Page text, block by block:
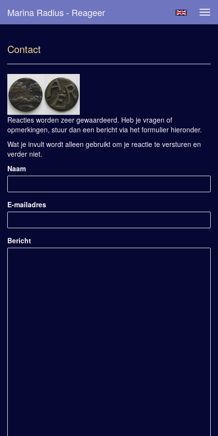
Marina Radius - Reageer
Contact
Reacties worden zeer gewaardeerd. Heb je vragen of
opmerkingen, stuur dan een bericht via het formulier hieronder.
Wat je invult wordt alleen gebruikt om je reactie te versturen en
verder niet.
Naam
E-mailadres
Bericht